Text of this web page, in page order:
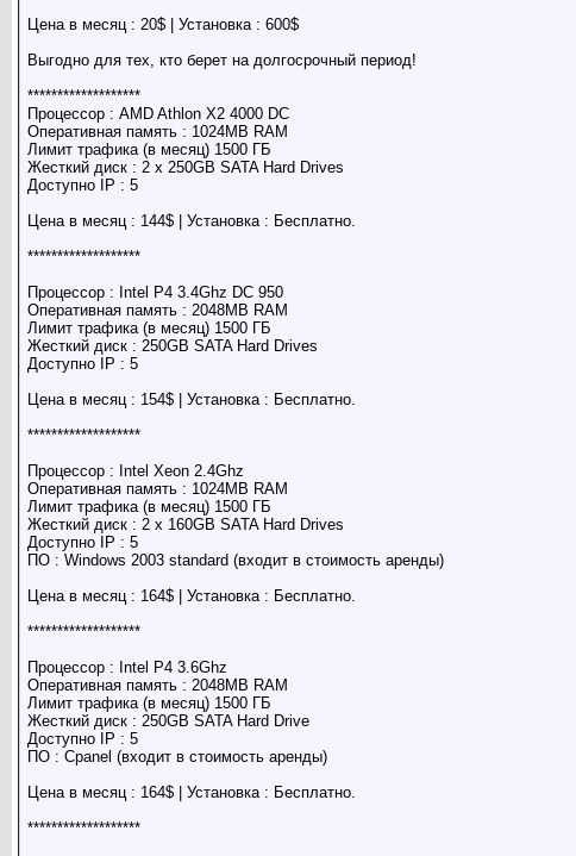
Цена в месяц : 20$ | Установка : 600$
Выгодно для тех, кто берет на долгосрочный период!
*******************
Процессор : AMD Athlon X2 4000 DC
Оперативная память : 1024MB RAM
Лимит трафика (в месяц) 1500 ГБ
Жесткий диск : 2 x 250GB SATA Hard Drives
Доступно IP : 5
Цена в месяц : 144$ | Установка : Бесплатно.
*******************
Процессор : Intel P4 3.4Ghz DC 950
Оперативная память : 2048MB RAM
Лимит трафика (в месяц) 1500 ГБ
Жесткий диск : 250GB SATA Hard Drives
Доступно IP : 5
Цена в месяц : 154$ | Установка : Бесплатно.
*******************
Процессор : Intel Xeon 2.4Ghz
Оперативная память : 1024MB RAM
Лимит трафика (в месяц) 1500 ГБ
Жесткий диск : 2 x 160GB SATA Hard Drives
Доступно IP : 5
ПО : Windows 2003 standard (входит в стоимость аренды)
Цена в месяц : 164$ | Установка : Бесплатно.
*******************
Процессор : Intel P4 3.6Ghz
Оперативная память : 2048MB RAM
Лимит трафика (в месяц) 1500 ГБ
Жесткий диск : 250GB SATA Hard Drive
Доступно IP : 5
ПО : Cpanel (входит в стоимость аренды)
Цена в месяц : 164$ | Установка : Бесплатно.
*******************